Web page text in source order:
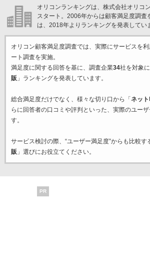
オリコンランキングは、株式会社オリコ
スタート。2006年からは顧客満足度調査
は、2018年よりランキングを発表してい
オリコン顧客満足度調査では、実際にサービスを利
ート調査を実施。
満足度に関する回答を基に、調査企業34社を対象
販 」ランキングを発表しています。
総合満足度だけでなく、様々な切り口から「 ネッ
らに回答者の口コミや評判といった、実際のユー
す。
サービス検討の際、“ユーザー満足度”からも比較す
販 」選びにお役立てください。
PR